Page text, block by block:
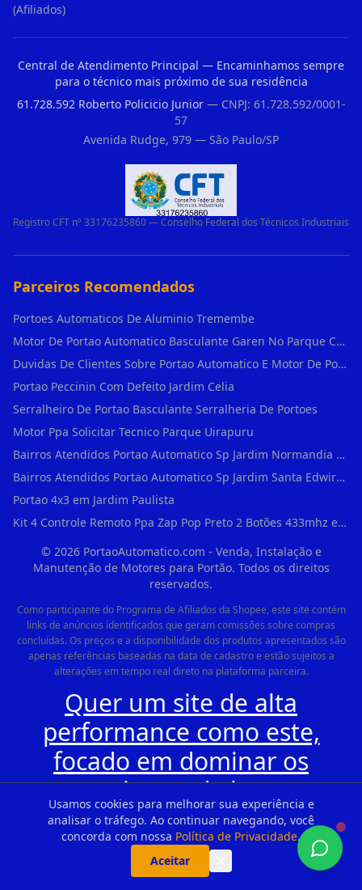
Usamos cookies para melhorar sua experiência e
analisar o tráfego. Ao continuar navegando, você
concorda com nossa Política de Privacidade.
Aceitar
(Afiliados)
Central de Atendimento Principal — Encaminhamos sempre
para o técnico mais próximo de sua residência
61.728.592 Roberto Policicio Junior— CNPJ: 61.728.592/0001-
57
Avenida Rudge, 979 — São Paulo/SP
Registro CFT nº 33176235860 — Conselho Federal dos Técnicos Industriais
Parceiros Recomendados
Portoes Automaticos De Aluminio Tremembe
Motor De Portao Automatico Basculante Garen No Parque Colonial
Duvidas De Clientes Sobre Portao Automatico E Motor De Portao Motor Basculante Seg
Portao Peccinin Com Defeito Jardim Celia
Serralheiro De Portao Basculante Serralheria De Portoes
Motor Ppa Solicitar Tecnico Parque Uirapuru
Bairros Atendidos Portao Automatico Sp Jardim Normandia Guarulhos Sp Motor Para Portao Automatico Eletronico
Bairros Atendidos Portao Automatico Sp Jardim Santa Edwirges Guarulhos Sp Motor Para Portao Automatico Eletronico
Portao 4x3 em Jardim Paulista
Kit 4 Controle Remoto Ppa Zap Pop Preto 2 Botões 433mhz em Pari
© 2026PortaoAutomatico.com - Venda, Instalação e
Manutenção de Motores para Portão. Todos os direitos
reservados.
Como participante do Programa de Afiliados da Shopee, este site contém
links de anúncios identificados que geram comissões sobre compras
concluídas. Os preços e a disponibilidade dos produtos apresentados são
apenas referências baseadas na data de cadastro e estão sujeitos a
alterações em tempo real direto na plataforma parceira.
Quer um site de alta
performance como este,
focado em dominar os
mecanismos de busca e
gerar clientes no seu
WhatsApp todos os dias?
Clique aqui e conheça a ®